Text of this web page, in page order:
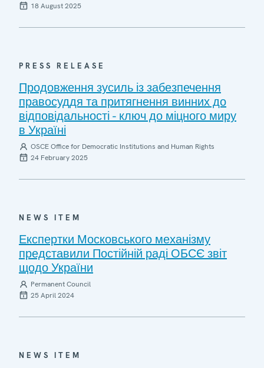
18 August 2025
PRESS RELEASE
Продовження зусиль із забезпечення
правосуддя та притягнення винних до
відповідальності - ключ до міцного миру
в Україні
OSCE Office for Democratic Institutions and Human Rights
24 February 2025
NEWS ITEM
Експертки Московського механізму
представили Постійній раді ОБСЄ звіт
щодо України
Permanent Council
25 April 2024
NEWS ITEM